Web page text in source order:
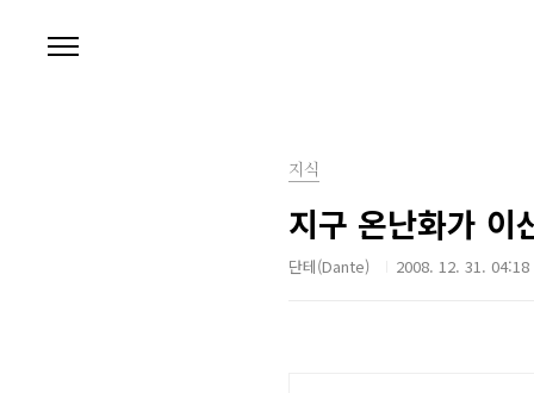
지식
지구 온난화가 이
단테(Dante) 2008. 12. 31. 04:18